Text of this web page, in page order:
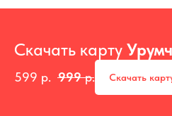
Скачать карту
599 р. 999 р. Скачать